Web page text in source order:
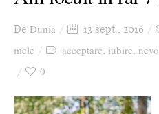
De Dunia 13 sept., 2016
mele
acceptare, iubire,
0